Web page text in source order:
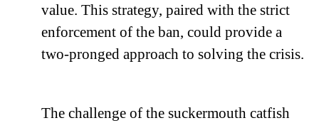
value. This strategy, paired with the strict
enforcement of the ban, could provide a
two-pronged approach to solving the crisis.
The challenge of the suckermouth catfish